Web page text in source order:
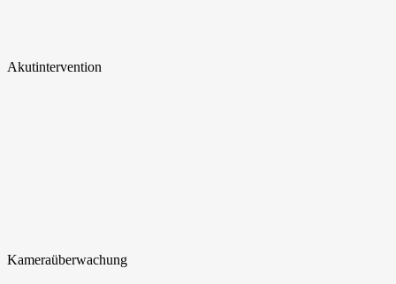
Akutintervention
Kameraüberwachung